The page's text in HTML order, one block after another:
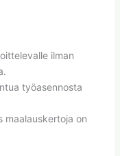
ilman
työasennosta
maalauskertoja on